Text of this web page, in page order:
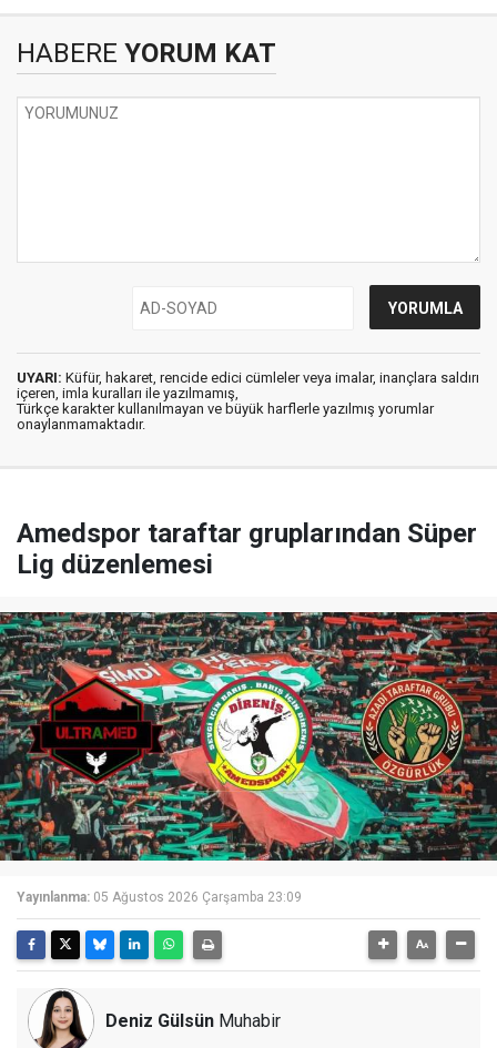
HABERE YORUM KAT
UYARI: Küfür, hakaret, rencide edici cümleler veya imalar, inançlara saldırı
içeren, imla kuralları ile yazılmamış,
Türkçe karakter kullanılmayan ve büyük harflerle yazılmış yorumlar
onaylanmamaktadır.
Amedspor taraftar gruplarından Süper
Lig düzenlemesi
Yayınlanma: 05 Ağustos 2026 Çarşamba 23:09
Deniz Gülsün Muhabir